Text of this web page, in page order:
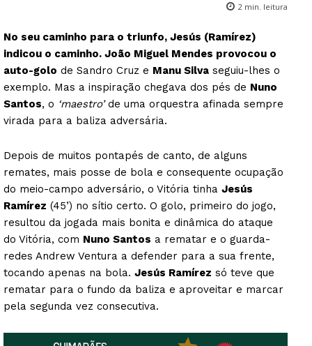
2 min. leitura
No seu caminho para o triunfo, Jesús (Ramírez)
indicou o caminho. João Miguel Mendes provocou o
auto-golo de Sandro Cruz e Manu Silva seguiu-lhes o
exemplo. Mas a inspiração chegava dos pés de Nuno
Santos, o ‘maestro’de uma orquestra afinada sempre
virada para a baliza adversária.
Depois de muitos pontapés de canto, de alguns
remates, mais posse de bola e consequente ocupação
do meio-campo adversário, o Vitória tinha Jesús
Ramírez (45’) no sítio certo. O golo, primeiro do jogo,
resultou da jogada mais bonita e dinâmica do ataque
do Vitória, com Nuno Santos a rematar e o guarda-
redes Andrew Ventura a defender para a sua frente,
tocando apenas na bola. Jesús Ramírez só teve que
rematar para o fundo da baliza e aproveitar e marcar
pela segunda vez consecutiva.